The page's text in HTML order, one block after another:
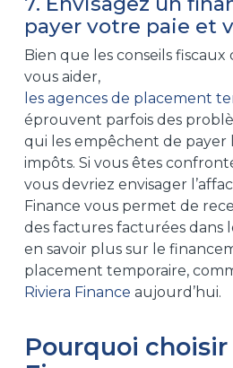
payer votre paie et
Bien que les conseils fiscaux
vous aider,
les agences de placement
éprouvent parfois des
qui les empêchent de payer
impôts. Si vous êtes
vous devriez envisager
Finance vous permet de
des factures facturées dans
en savoir plus sur le
placement temporaire,
Riviera Finance aujourd’hui.
Pourquoi choisir